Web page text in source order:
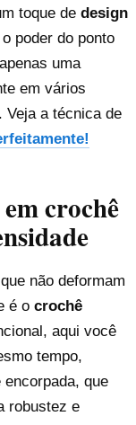
toque de design
poder do ponto
uma
em vários
Veja a técnica de
crochê
não deformam
é o crochê
aqui você
tempo,
que
robustez e